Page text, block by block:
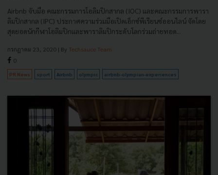
Airbnb จับมือ คณะกรรมการโอลิมปิกสากล (IOC) และคณะกรรมการพารา
ลิมปิกสากล (IPC) ประกาศความร่วมมือเปิดเอ็กซ์พีเรียนซ์ออนไลน์ จัดโดย
สุดยอดนักกีฬาโอลิมปิกและพาราลิมปิกระดับโลกร่วมถ่ายทอด...
กรกฎาคม 23, 2020 | By Techsauce Team
0
PR News sport Airbnb olympic airbnb-olympian-experiences